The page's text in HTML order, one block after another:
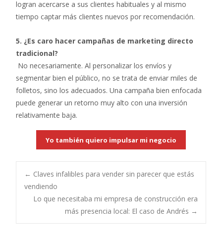
logran acercarse a sus clientes habituales y al mismo
tiempo captar más clientes nuevos por recomendación.
5. ¿Es caro hacer campañas de marketing directo
tradicional?
No necesariamente. Al personalizar los envíos y
segmentar bien el público, no se trata de enviar miles de
folletos, sino los adecuados. Una campaña bien enfocada
puede generar un retorno muy alto con una inversión
relativamente baja.
Yo también quiero impulsar mi negocio
Post
navigation
← Claves infalibles para vender sin parecer que estás
vendiendo
Lo que necesitaba mi empresa de construcción era
más presencia local: El caso de Andrés →